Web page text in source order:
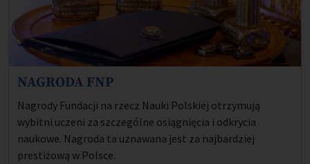
NAGRODA FNP
Opis projektu:
Nagrody Fundacji na rzecz Nauki Polskiej otrzymują
wybitni uczeni za szczególne osiągnięcia i odkrycia
naukowe. Nagroda ta uznawana jest za najbardziej
prestiżową w Polsce.